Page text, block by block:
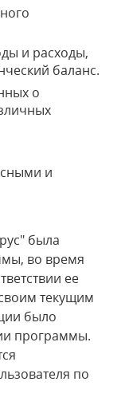
и расходы,
баланс.
о
и
была
во время
ее
текущим
было
программы.
по